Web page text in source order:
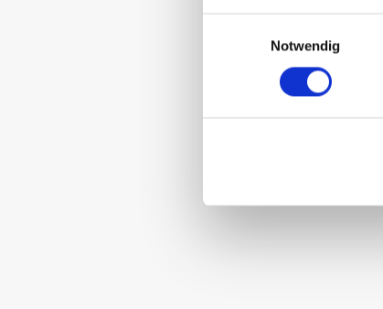
Notwendig